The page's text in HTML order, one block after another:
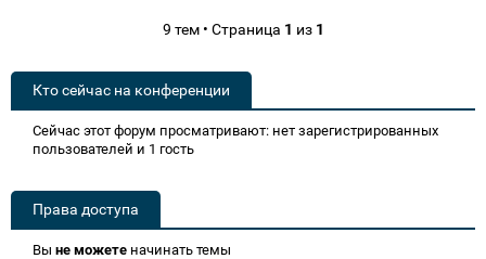
9 тем • Страница 1 из 1
Кто сейчас на конференции
Сейчас этот форум просматривают: нет зарегистрированных
пользователей и 1 гость
Права доступа
Вы не можете начинать темы